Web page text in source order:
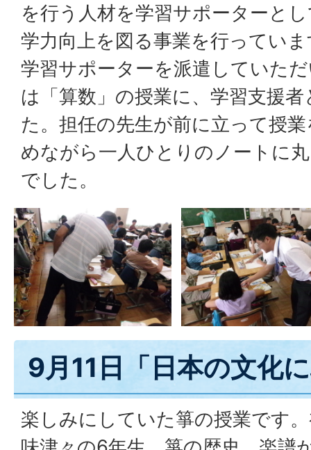
を行う人材を学習サポーターと
学力向上を図る事業を行ってい
学習サポーターを派遣していた
は「算数」の授業に、学習支援
た。担任の先生が前に立って授
めながら一人ひとりのノートに
でした。
9月11日「日本の文化
楽しみにしていた箏の授業です